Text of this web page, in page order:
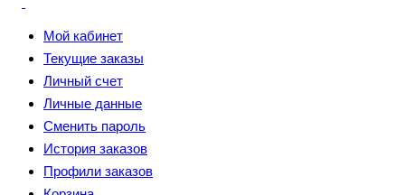
Мой кабинет
Текущие заказы
Личный счет
Личные данные
Сменить пароль
История заказов
Профили заказов